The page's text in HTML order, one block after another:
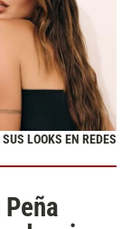
LOOKS EN REDES